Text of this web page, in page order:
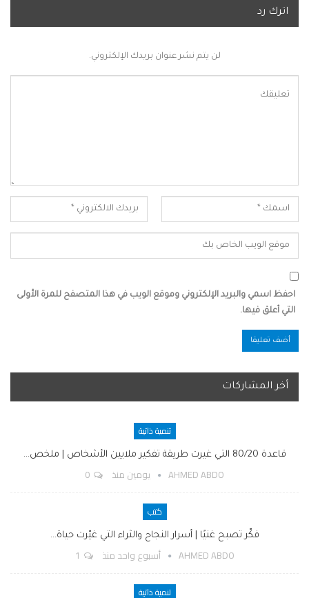
اترك رد
لن يتم نشر عنوان بريدك الإلكتروني.
احفظ اسمي والبريد الإلكتروني وموقع الويب في هذا المتصفح للمرة الأولى
التي أعلق فيها.
أخر المشاركات
تنمية ذاتية
قاعدة 80/20 التي غيرت طريقة تفكير ملايين الأشخاص | ملخص…
AHMED ABDO يومين منذ
كتب
فكّر تصبح غنيًا | أسرار النجاح والثراء التي غيّرت حياة…
AHMED ABDO أسبوع واحد منذ
تنمية ذاتية